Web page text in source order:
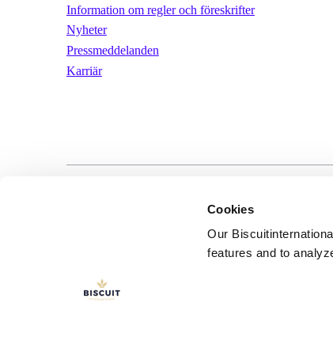
Cookies
Our
features and to
Information om regler och föreskrifter
Nyheter
Pressmeddelanden
Karriär